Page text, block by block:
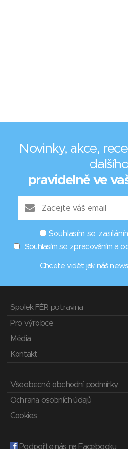
Novinky, akce,
dalšího
pravidelně ve
Souhlasím se
Souhlasím se zpracováním a
Chcete vidět jak náš
Spolek FÉR potravina
Pro výrobce
Média
Kontakt
Všeobecné obchodní podmínky
Ochrana osobních údajů
Cookies
Podpořte nás na Facebooku